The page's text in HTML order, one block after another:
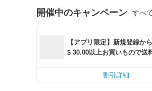
開催中のキャンペーン すべ
【アプリ限定】新規登録か
$ 30.00以上お買いもので送
割引詳細